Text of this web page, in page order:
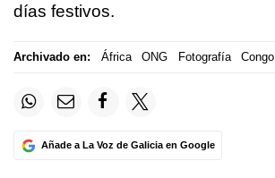
días festivos.
Archivado en: África ONG Fotografía Congo
Añade a La Voz de Galicia en Google